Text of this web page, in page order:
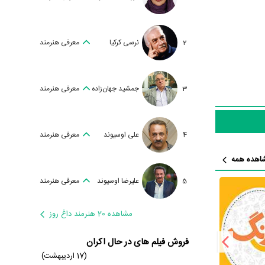
همه
2 نرسی کرکیا معرفی هنرمند
3 جمشید جهان‌زاده معرفی هنرمند
4 علی اوسیوند معرفی هنرمند
5 علیرضا اوسیوند معرفی هنرمند
مشاهده 20 هنرمند داغ روز
فروش فیلم های در حال اکران
(17 اردیبهشت)